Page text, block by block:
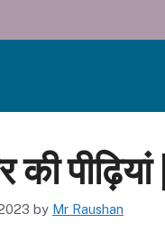
की
by Mr Raushan